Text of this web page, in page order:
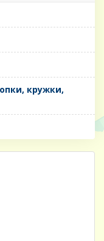
кружки,